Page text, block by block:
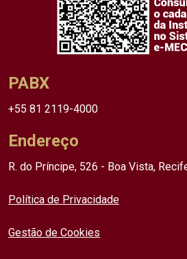
PABX
+55 81 2119-4000
Endereço
R. do Príncipe, 526 - Boa Vista,
Política de Privacidade
Gestão de Cookies